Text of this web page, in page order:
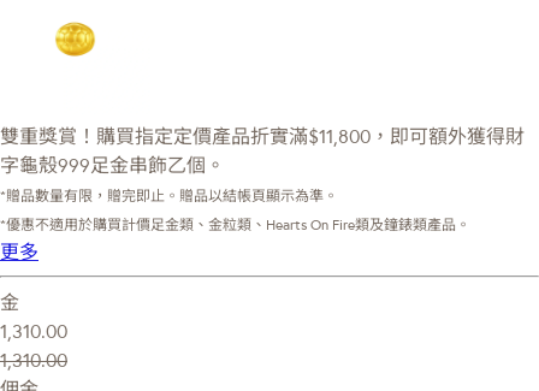
雙重獎賞！購買指定定價產品折實滿$11,800，即可額外獲得財
字龜殼999足金串飾乙個。
*贈品數量有限，贈完即止。贈品以結帳頁顯示為準。
*優惠不適用於購買計價足金類、金粒類、Hearts On Fire類及鐘錶類產品。
更多
金
1,310.00
1,310.00